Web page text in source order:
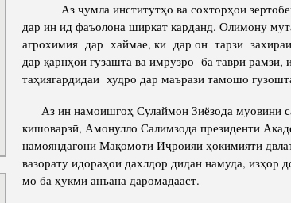
Аз ҷумла институтҳо ва сохторҳои
дар ин ид фаъолона ширкат карданд. Олимону
агрохимия дар хаймае, ки дар он тарзи
дар қарнҳои гузашта ва имрӯзро ба таври
таҳиягардидаи худро дар маърази тамошо
Аз ин намоишгоҳ Сулаймон Зиёзода муовини
кишоварзӣ, Амонулло Салимзода президенти
намояндагони Мақомоти Иҷроияи ҳокимияти
вазорату идораҳои дахлдор дидан намуда, изҳор
мо ба ҳукми анъана даромадааст.